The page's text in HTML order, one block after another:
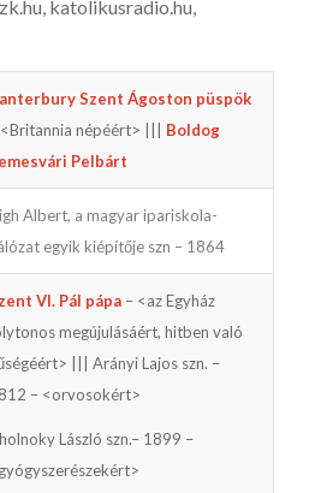
katoli­kusradio.hu,
Szent Ágoston püspök
népéért> ||| Boldog
Pelbárt
Albert, a magyar ipariskola-
egyik kiépítője szn – 1864
VI. Pál pápa– <az Egyház
megújulásáért, hitben való
||| Arányi Lajos szn. –
– <orvosokért>
László szn.– 1899 –